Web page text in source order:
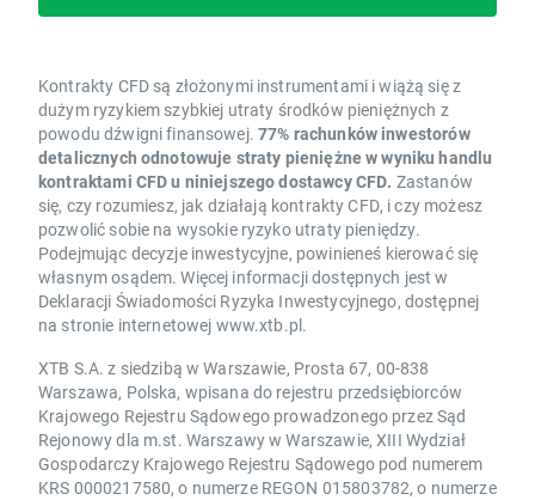
Kontrakty CFD są złożonymi instrumentami i wiążą się z
dużym ryzykiem szybkiej utraty środków pieniężnych z
powodu dźwigni finansowej. 77% rachunków inwestorów
detalicznych odnotowuje straty pieniężne w wyniku handlu
kontraktami CFD u niniejszego dostawcy CFD. Zastanów
się, czy rozumiesz, jak działają kontrakty CFD, i czy możesz
pozwolić sobie na wysokie ryzyko utraty pieniędzy.
Podejmując decyzje inwestycyjne, powinieneś kierować się
własnym osądem. Więcej informacji dostępnych jest w
Deklaracji Świadomości Ryzyka Inwestycyjnego, dostępnej
na stronie internetowej www.xtb.pl.
XTB S.A. z siedzibą w Warszawie, Prosta 67, 00-838
Warszawa, Polska, wpisana do rejestru przedsiębiorców
Krajowego Rejestru Sądowego prowadzonego przez Sąd
Rejonowy dla m.st. Warszawy w Warszawie, XIII Wydział
Gospodarczy Krajowego Rejestru Sądowego pod numerem
KRS 0000217580, o numerze REGON 015803782, o numerze